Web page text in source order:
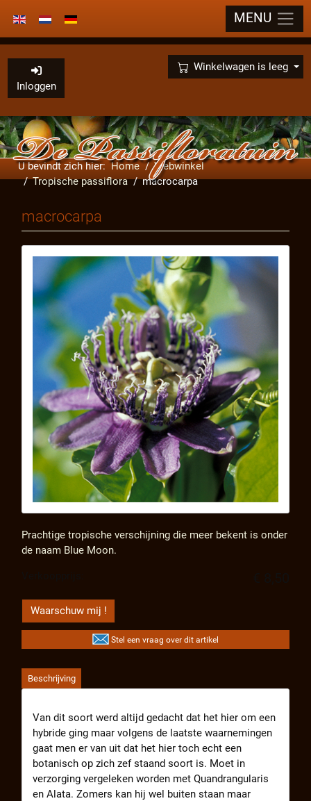
Inloggen
Winkelwagen is leeg
×
Selecteer de taal MENU
U bevindt zich hier:Home
Webwinkel
Tropische passiflora
macrocarpa
macrocarpa
Prachtige tropische verschijning die meer bekent is onder
de naam Blue Moon.
Waarschuw mij !
Stel een vraag over dit artikel
Beschrijving
Van dit soort werd altijd gedacht dat het hier om een
hybride ging maar volgens de laatste waarnemingen
gaat men er van uit dat het hier toch echt een
botanisch op zich zef staand soort is. Moet in
verzorging vergeleken worden met Quandrangularis
en Alata. Zomers kan hij wel buiten staan maar